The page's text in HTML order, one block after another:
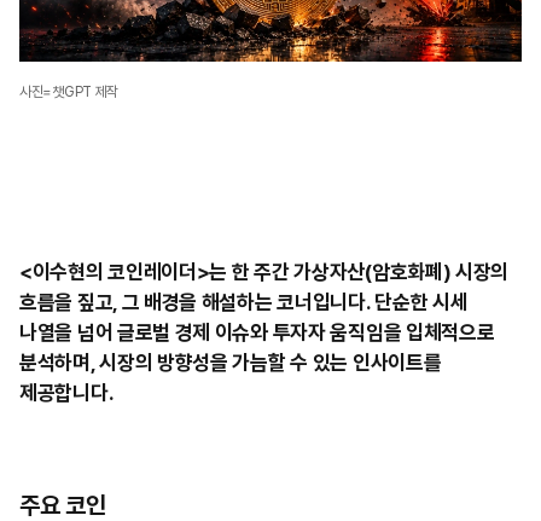
사진=챗GPT 제작
<이수현의 코인레이더>는 한 주간 가상자산(암호화폐) 시장의
흐름을 짚고, 그 배경을 해설하는 코너입니다. 단순한 시세
나열을 넘어 글로벌 경제 이슈와 투자자 움직임을 입체적으로
분석하며, 시장의 방향성을 가늠할 수 있는 인사이트를
제공합니다.
주요 코인